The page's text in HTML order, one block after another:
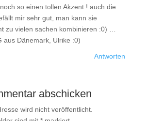
so einen tollen Akzent ! auch die
mir sehr gut, man kann sie
zu vielen sachen kombinieren :0) …
aus Dänemark, Ulrike :0)
Antworten
abschicken
wird nicht veröffentlicht.